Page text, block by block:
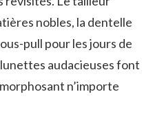
nobles, la dentelle
pull pour les jours de
audacieuses font
n’importe